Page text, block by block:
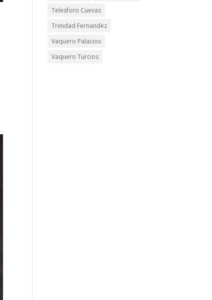
Telesforo Cuevas
Trinidad Fernandez
Vaquero Palacios
Vaquero Turcios